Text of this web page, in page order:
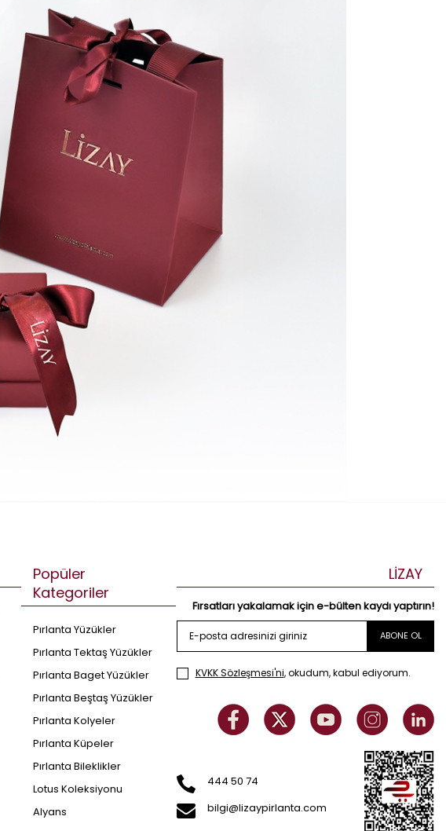
Popüler
Kategoriler
Pırlanta Yüzükler
Pırlanta Tektaş Yüzükler
Pırlanta Baget Yüzükler
Pırlanta Beştaş Yüzükler
Pırlanta Kolyeler
Pırlanta Küpeler
Pırlanta Bileklikler
Lotus Koleksiyonu
Alyans
LİZAY
Fırsatları yakalamak için e-bülten kaydı yaptırın!
ABONE OL
KVKK Sözleşmesi'ni, okudum, kabul ediyorum.
444 50 74
bilgi@lizaypirlanta.com